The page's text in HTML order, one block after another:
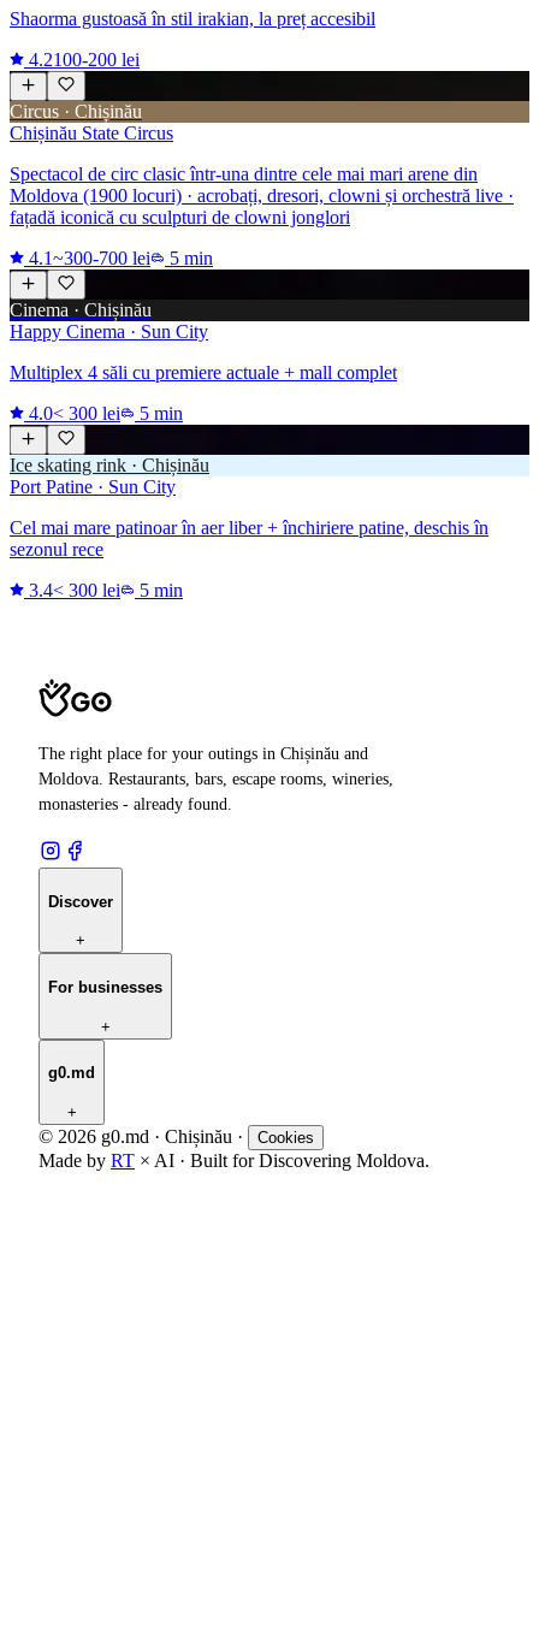
Shaorma gustoasă în stil irakian, la preț accesibil
4.2100-200 lei
Circus · Chișinău
Chișinău State Circus
Spectacol de circ clasic într-una dintre cele mai mari arene din
Moldova (1900 locuri) · acrobați, dresori, clowni și orchestră live ·
fațadă iconică cu sculpturi de clowni jonglori
4.1~300-700 lei 5 min
Cinema · Chișinău
Happy Cinema · Sun City
Multiplex 4 săli cu premiere actuale + mall complet
4.0< 300 lei 5 min
Ice skating rink · Chișinău
Port Patine · Sun City
Cel mai mare patinoar în aer liber + închiriere patine, deschis în
sezonul rece
3.4< 300 lei 5 min
The right place for your outings in Chișinău and
Moldova. Restaurants, bars, escape rooms, wineries,
monasteries - already found.
Discover
+
For businesses
+
g0.md
+
© 2026 g0.md · Chișinău · Cookies
Made by RT × AI · Built for Discovering Moldova.